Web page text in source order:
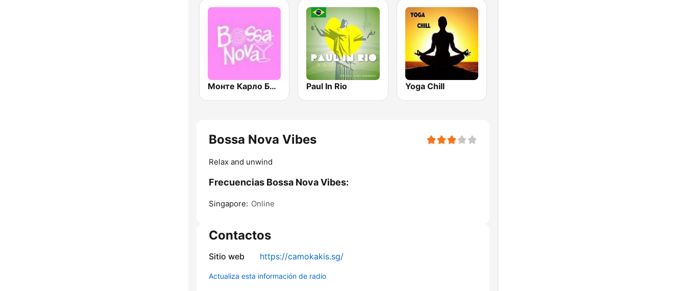
Монте Карло Босса Нова (Monte Carlo Bossa Nova) Paul In Rio Yoga Chill
Bossa Nova Vibes
Relax and unwind
Frecuencias Bossa Nova Vibes:
Singapore: Online
Contactos
Sitio web https://camokakis.sg/
Actualiza esta información de radio